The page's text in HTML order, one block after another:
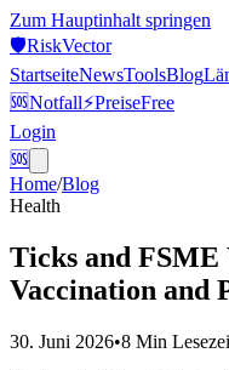
Zum Hauptinhalt springen
🛡️RiskVector
StartseiteNewsToolsBlog
🆘Notfall⚡PreiseFree
Login
🆘
Home/Blog
Health
Ticks and FSME
Vaccination and
30. Juni 2026•8 Min